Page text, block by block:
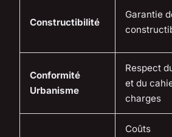
Constructibilité
Garantie
Conformité
Urbanisme
Respect
et du
charges
Coûts